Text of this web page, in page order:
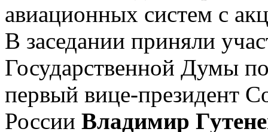
авиационных систем с
В заседании приняли
Государственной Думы
первый вице-президент
России Владимир